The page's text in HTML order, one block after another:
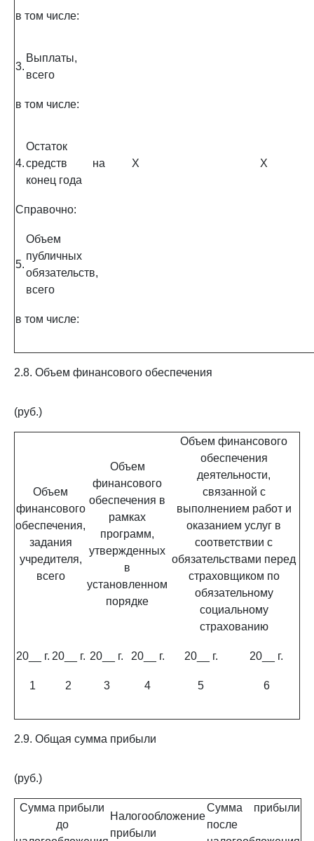
в том числе:
3.
Выплаты,
всего
в том числе:
4.
Остаток
средств на
конец года
X X
Справочно:
5.
Объем
публичных
обязательств,
всего
в том числе:
2.8. Объем финансового обеспечения
(руб.)
Объем
финансового
обеспечения,
задания
учредителя,
всего
Объем
финансового
обеспечения в
рамках
программ,
утвержденных
в
установленном
порядке
Объем финансового
обеспечения
деятельности,
связанной с
выполнением работ и
оказанием услуг в
соответствии с
обязательствами перед
страховщиком по
обязательному
социальному
страхованию
20__ г. 20__ г. 20__ г. 20__ г. 20__ г. 20__ г.
1 2 3 4 5 6
2.9. Общая сумма прибыли
(руб.)
Сумма прибыли
до
Налогообложение
прибыли
Сумма прибыли
после